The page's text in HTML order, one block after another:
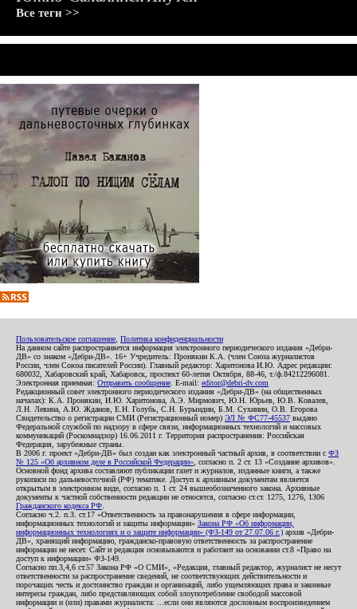
Все теги >>
Пользовательское соглашение Политика конфиденциальности
На данном сайте распространяется информация электронного периодического издания «Дебри-
ДВ» со знаком «Дебри-ДВ». 16+ Учредитель: Пронякин К.А. (член Союза журналистов
России, член Союза писателей России). Главный редактор: Харитонова И.Ю. Адрес редакции:
680032, Хабаровский край, Хабаровск, проспект 60-летия Октября, 88-46, т./ф.84212296081.
Электронная приемная: Отправить сообщение . E-mail: editor@debri-dv.com
Редакционный совет электронного периодического издания «Дебри-ДВ» (на общественных
началах): К.А. Пронякин, И.Ю. Харитонова, А.Э. Мирмович, Ю.Н. Юрьев, Ю.В. Ковалев,
Л.Н. Левина, А.Ю. Жданов, Е.Н. Голубь, С.Н. Бурындин, Б.М. Сухинин, О.В. Егорова
Свидетельство о регистрации СМИ (Регистрационный номер) ЭЛ № ФС77-45537 выдано
Федеральной службой по надзору в сфере связи, информационных технологий и массовых
коммуникаций (Роскомнадзор) 16.06.2011 г. Территория распространения: Российская
Федерация, зарубежные страны.
В 2006 г. проект «Дебри-ДВ» был создан как электронный частный архив, в соответствии с ФЗ
№ 125 «Об архивном деле в Российской Федерации» , согласно п. 2 ст. 13 «Создание архивов».
Основной фонд архива составляют публикации газет и журналов, изданные книги, а также
рукописи по дальневосточной (РФ) тематике. Доступ к архивным документам является
открытым в электронном виде, согласно п. 1 ст. 24 вышеобозначенного закона. Архивные
документы к частной собственности редакции не относятся, согласно ст.ст. 1275, 1276, 1306
Гражданского кодекса РФ
Согласно ч.2. п.3. ст.17 «Ответственность за правонарушения в сфере информации,
информационных технологий и защиты информации» Закона РФ «Об информации,
информационных технологиях и о защите информации» (ФЗ-149 от 27.07.06 г.) архив «Дебри-
ДВ», хранящий информацию, гражданско-правовую ответственность за распространение
информации не несет. Сайт и редакция основываются и работают на основании ст.8 «Право на
доступ к информации» ФЗ-149.
Согласно пп.3,4,6 ст.57 Закона РФ «О СМИ», «Редакция, главный редактор, журналист не несут
ответственности за распространение сведений, не соответствующих действительности и
порочащих честь и достоинство граждан и организаций, либо ущемляющих права и законные
интересы граждан, либо представляющих собой злоупотребление свободой массовой
информации и (или) правами журналиста: ...если они являются дословным воспроизведением